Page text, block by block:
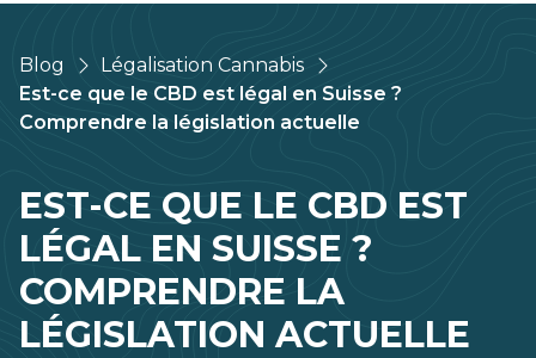
Blog
Légalisation Cannabis
Est-ce que le CBD est légal en Suisse ?
Comprendre la législation actuelle
EST-CE QUE LE CBD EST
LÉGAL EN SUISSE ?
COMPRENDRE LA
LÉGISLATION ACTUELLE